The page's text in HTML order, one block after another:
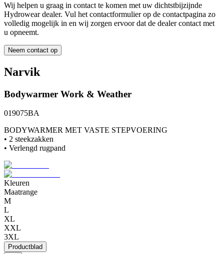
Wij helpen u graag in contact te komen met uw dichtstbijzijnde
Hydrowear dealer. Vul het contactformulier op de contactpagina zo
volledig mogelijk in en wij zorgen ervoor dat de dealer contact met
u opneemt.
Neem contact op
Narvik
Bodywarmer Work & Weather
019075BA
BODYWARMER MET VASTE STEPVOERING
• 2 steekzakken
• Verlengd rugpand
Kleuren
Maatrange
M
L
XL
XXL
3XL
Productblad